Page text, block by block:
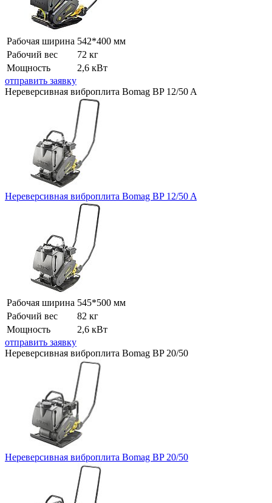
Рабочая ширина 542*400 мм
Рабочий вес
72 кг
Мощность
2,6 кВт
отправить заявку
Нереверсивная виброплита Bomag BP 12/50 A
Нереверсивная виброплита Bomag BP 12/50 A
Рабочая ширина 545*500 мм
Рабочий вес
82 кг
Мощность
2,6 кВт
отправить заявку
Нереверсивная виброплита Bomag BP 20/50
Нереверсивная виброплита Bomag BP 20/50